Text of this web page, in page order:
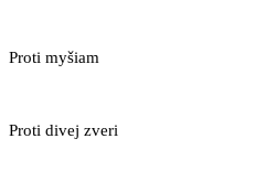
Proti myšiam
Proti divej zveri